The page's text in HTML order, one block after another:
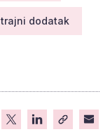
trajni dodatak